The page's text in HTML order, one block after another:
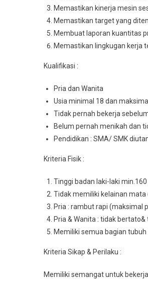
Memastikan kinerja mesin
Memastikan target yang
Membuat laporan kuantitas
Memastikan lingkugan kerja
Kualifikasi :
Pria dan Wanita
Usia minimal 18 dan
Tidak pernah bekerja
Belum pernah menikah dan
Pendidikan : SMA/ SMK
Kriteria Fisik :
Tinggi badan laki-laki
Tidak memiliki kelainan
Pria : rambut rapi (maksimal
Pria & Wanita : tidak
Memiliki semua bagian
Kriteria Sikap & Perilaku :
Memiliki semangat untuk